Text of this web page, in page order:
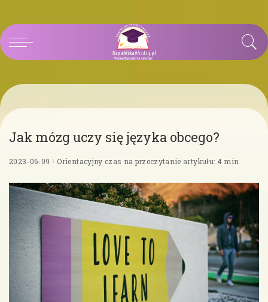
Jak mózg uczy się języka obcego?
2023-06-09 Orientacyjny czas na przeczytanie artykułu: 4 min